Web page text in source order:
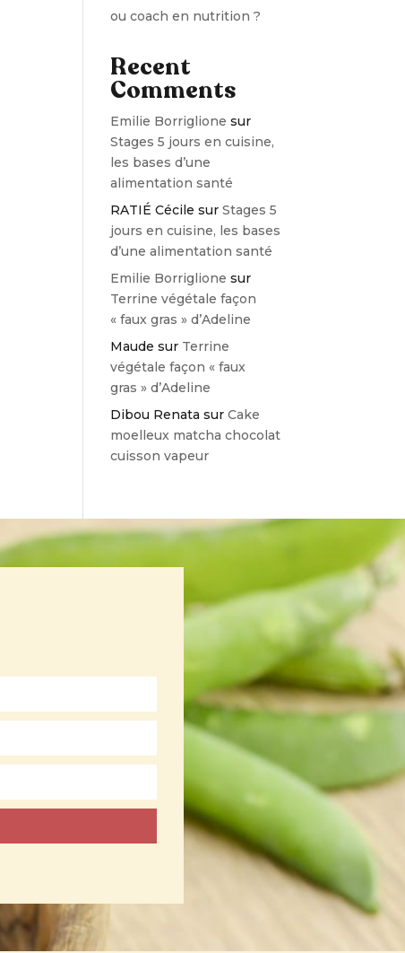
ou coach en nutrition ?
Recent
Comments
Emilie Borriglione sur
Stages 5 jours en cuisine,
les bases d’une
alimentation santé
RATIÉ Cécile surStages 5
jours en cuisine, les bases
d’une alimentation santé
Emilie Borriglione sur
Terrine végétale façon
« faux gras » d’Adeline
Maude sur Terrine
végétale façon « faux
gras » d’Adeline
Dibou Renata surCake
moelleux matcha chocolat
cuisson vapeur